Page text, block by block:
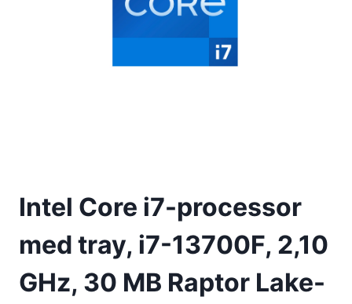
Intel Core i7-processor
med tray, i7-13700F, 2,10
GHz, 30 MB Raptor Lake-